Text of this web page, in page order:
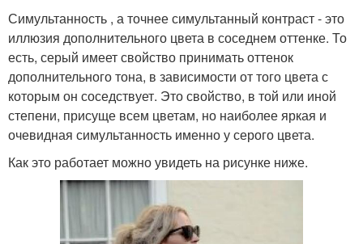
Симультанность , а точнее симультанный контраст - это
иллюзия дополнительного цвета в соседнем оттенке. То
есть, серый имеет свойство принимать оттенок
дополнительного тона, в зависимости от того цвета с
которым он соседствует. Это свойство, в той или иной
степени, присуще всем цветам, но наиболее яркая и
очевидная симультанность именно у серого цвета.
Как это работает можно увидеть на рисунке ниже.